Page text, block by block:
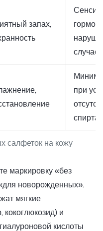
салфеток на кожу
запах,
случае
при
спирта
маркировку «без
новорожденных».
мягкие
и
кислоты